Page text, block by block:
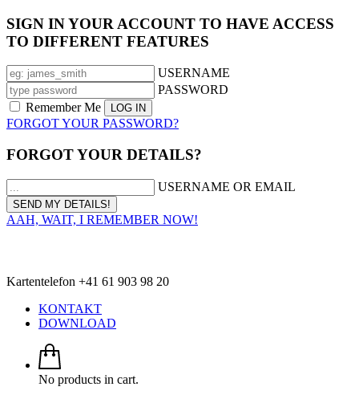
SIGN IN YOUR ACCOUNT TO HAVE ACCESS
TO DIFFERENT FEATURES
USERNAME
PASSWORD
Remember Me
FORGOT YOUR PASSWORD?
FORGOT YOUR DETAILS?
USERNAME OR EMAIL
AAH, WAIT, I REMEMBER NOW!
Kartentelefon +41 61 903 98 20
KONTAKT
DOWNLOAD
No products in cart.